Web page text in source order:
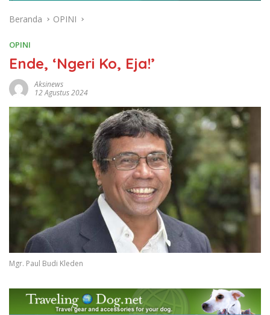
Beranda OPINI
OPINI
Ende, ‘Ngeri Ko, Eja!’
Aksinews
12 Agustus 2024
Mgr. Paul Budi Kleden